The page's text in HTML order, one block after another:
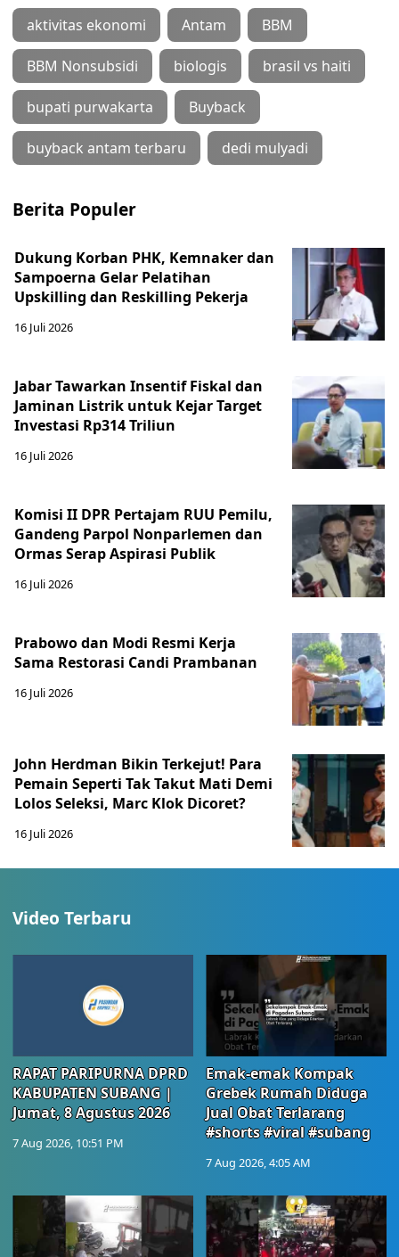
aktivitas ekonomi Antam BBM
BBM Nonsubsidi biologis brasil vs haiti
bupati purwakarta Buyback
buyback antam terbaru dedi mulyadi
Berita Populer
Dukung Korban PHK, Kemnaker dan
Sampoerna Gelar Pelatihan
Upskilling dan Reskilling Pekerja
16 Juli 2026
Jabar Tawarkan Insentif Fiskal dan
Jaminan Listrik untuk Kejar Target
Investasi Rp314 Triliun
16 Juli 2026
Komisi II DPR Pertajam RUU Pemilu,
Gandeng Parpol Nonparlemen dan
Ormas Serap Aspirasi Publik
16 Juli 2026
Prabowo dan Modi Resmi Kerja
Sama Restorasi Candi Prambanan
16 Juli 2026
John Herdman Bikin Terkejut! Para
Pemain Seperti Tak Takut Mati Demi
Lolos Seleksi, Marc Klok Dicoret?
16 Juli 2026
Video Terbaru
RAPAT PARIPURNA DPRD
KABUPATEN SUBANG |
Jumat, 8 Agustus 2026
7 Aug 2026, 10:51 PM
Emak-emak Kompak
Grebek Rumah Diduga
Jual Obat Terlarang
#shorts #viral #subang
7 Aug 2026, 4:05 AM